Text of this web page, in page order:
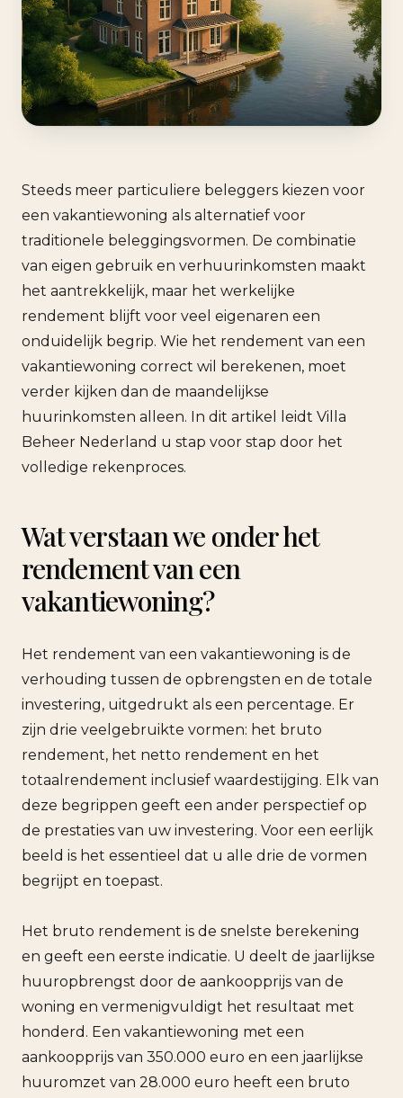
Steeds meer particuliere beleggers kiezen voor
een vakantiewoning als alternatief voor
traditionele beleggingsvormen. De combinatie
van eigen gebruik en verhuurinkomsten maakt
het aantrekkelijk, maar het werkelijke
rendement blijft voor veel eigenaren een
onduidelijk begrip. Wie het rendement van een
vakantiewoning correct wil berekenen, moet
verder kijken dan de maandelijkse
huurinkomsten alleen. In dit artikel leidt Villa
Beheer Nederland u stap voor stap door het
volledige rekenproces.
Wat verstaan we onder het
rendement van een
vakantiewoning?
Het rendement van een vakantiewoning is de
verhouding tussen de opbrengsten en de totale
investering, uitgedrukt als een percentage. Er
zijn drie veelgebruikte vormen: het bruto
rendement, het netto rendement en het
totaalrendement inclusief waardestijging. Elk van
deze begrippen geeft een ander perspectief op
de prestaties van uw investering. Voor een eerlijk
beeld is het essentieel dat u alle drie de vormen
begrijpt en toepast.
Het bruto rendement is de snelste berekening
en geeft een eerste indicatie. U deelt de jaarlijkse
huuropbrengst door de aankoopprijs van de
woning en vermenigvuldigt het resultaat met
honderd. Een vakantiewoning met een
aankoopprijs van 350.000 euro en een jaarlijkse
huuromzet van 28.000 euro heeft een bruto